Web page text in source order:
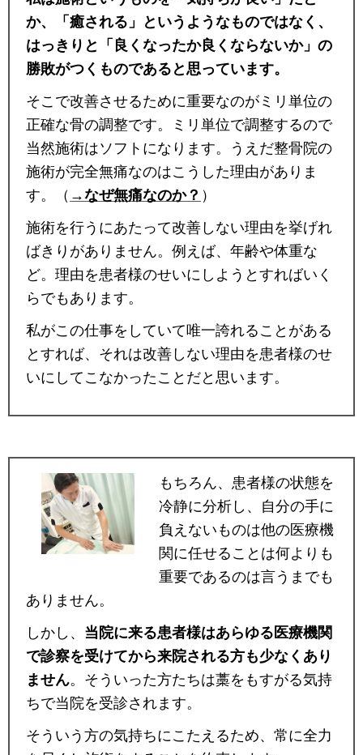
か、「癒される」というようなものではなく、
はっきりと「良くなったか良くならないか」の
勝敗がつくものであると思っています。
そこで改善させるために重要なのがミリ単位の
正確な骨の調整です。ミリ単位で調整するので
当然施術はソフトになります。うえだ整骨院の
施術が完全無痛なのはこうした理由がありま
す。（ →なぜ無痛なのか？ ）
施術を行うにあたって改善しない理由を挙げれ
ばきりがありません。例えば、年齢や体重な
ど。理由を患者様のせいにしようとすればいく
らでもあります。
私がこの仕事をしていて唯一誇れることがある
とすれば、それは改善しない理由を患者様のせ
いにしてこなかったことだと思います。
もちろん、患者様の状態を
冷静に分析し、自分の手に
負えないものは他の医療機
関に任せることは何よりも
重要であるのは言うまでも
ありません。
しかし、 当院に来る患者様はあらゆる医療機関
で診察を受けてから来院される方も少なくあり
ません。そういった方たちは藁をもすがる気持
ちで当院を受診されます。
そういう方の気持ちにこたえるため、常に全力